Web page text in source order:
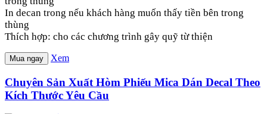
In decan trong nếu khách hàng muốn thấy tiền bên trong
thùng
Thích hợp: cho các chương trình gây quỹ từ thiện
Mua ngay Xem
Chuyên Sản Xuất Hòm Phiếu Mica Dán Decal Theo
Kích Thước Yêu Cầu